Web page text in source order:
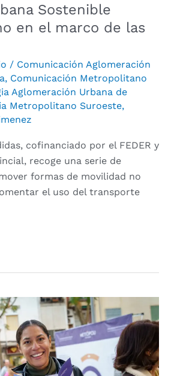
Sostenible
en el marco de las
/ Comunicación Aglomeración
, Comunicación Metropolitano
Aglomeración Urbana de
Metropolitano Suroeste,
cofinanciado por el FEDER y
recoge una serie de
formas de movilidad no
el uso del transporte